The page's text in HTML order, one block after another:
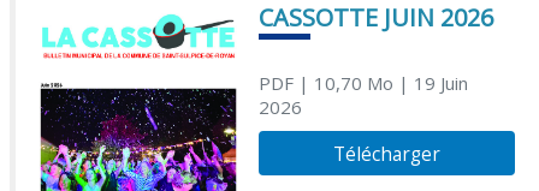
CASSOTTE JUIN 2026
PDF| 10,70 Mo | 19 Juin
2026
Télécharger